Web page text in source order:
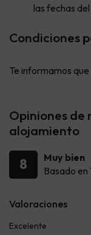
las fechas
Condiciones
Te informamos
Opiniones de
alojamiento
8
Muy bien
Basado en